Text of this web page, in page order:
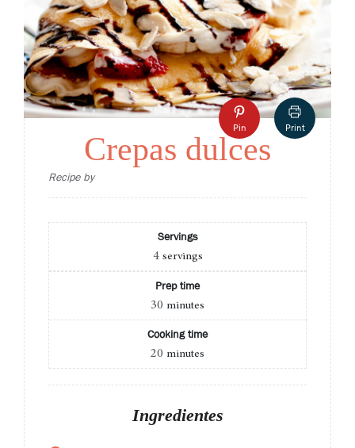
Pin Print
Crepas dulces
Recipe by
Servings
4 servings
Prep time
30 minutes
Cooking time
20 minutes
Ingredientes